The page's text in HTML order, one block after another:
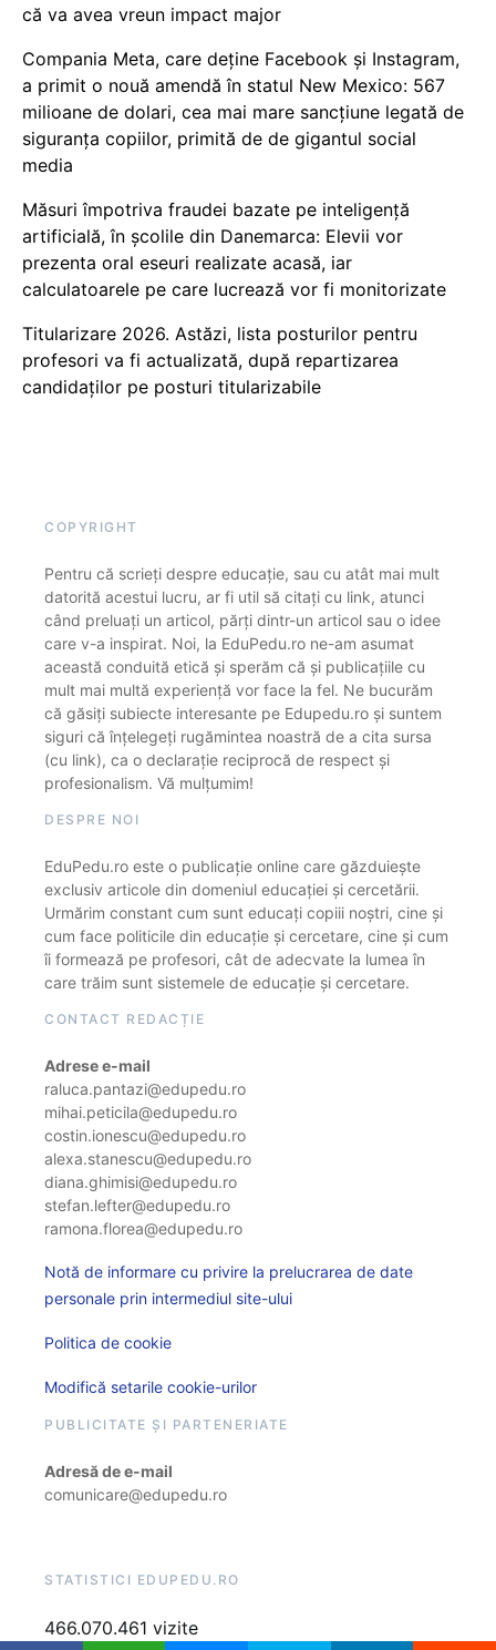
că va avea vreun impact major
Compania Meta, care deține Facebook și Instagram,
a primit o nouă amendă în statul New Mexico: 567
milioane de dolari, cea mai mare sancțiune legată de
siguranța copiilor, primită de de gigantul social
media
Măsuri împotriva fraudei bazate pe inteligență
artificială, în școlile din Danemarca: Elevii vor
prezenta oral eseuri realizate acasă, iar
calculatoarele pe care lucrează vor fi monitorizate
Titularizare 2026. Astăzi, lista posturilor pentru
profesori va fi actualizată, după repartizarea
candidaților pe posturi titularizabile
COPYRIGHT
Pentru că scrieți despre educație, sau cu atât mai mult
datorită acestui lucru, ar fi util să citați cu link, atunci
când preluați un articol, părți dintr-un articol sau o idee
care v-a inspirat. Noi, la EduPedu.ro ne-am asumat
această conduită etică și sperăm că și publicațiile cu
mult mai multă experiență vor face la fel. Ne bucurăm
că găsiți subiecte interesante pe Edupedu.ro și suntem
siguri că înțelegeți rugămintea noastră de a cita sursa
(cu link), ca o declarație reciprocă de respect și
profesionalism. Vă mulțumim!
DESPRE NOI
EduPedu.ro este o publicație online care găzduiește
exclusiv articole din domeniul educației și cercetării.
Urmărim constant cum sunt educați copiii noștri, cine și
cum face politicile din educație și cercetare, cine și cum
îi formează pe profesori, cât de adecvate la lumea în
care trăim sunt sistemele de educație și cercetare.
CONTACT REDACȚIE
Adrese e-mail
raluca.pantazi@edupedu.ro
mihai.peticila@edupedu.ro
costin.ionescu@edupedu.ro
alexa.stanescu@edupedu.ro
diana.ghimisi@edupedu.ro
stefan.lefter@edupedu.ro
ramona.florea@edupedu.ro
Notă de informare cu privire la prelucrarea de date
personale prin intermediul site-ului
Politica de cookie
Modifică setarile cookie-urilor
PUBLICITATE ȘI PARTENERIATE
Adresă de e-mail
comunicare@edupedu.ro
STATISTICI EDUPEDU.RO
466.070.461 vizite